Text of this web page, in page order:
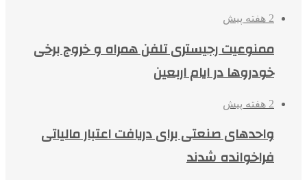
2 هفته پیش
ممنوعیت رجیستری تلفن همراه و خروج برخی
خودروها در ایام اربعین
2 هفته پیش
واحدهای صنعتی برای دریافت اعتبار مالیاتی
فراخوانده شدند